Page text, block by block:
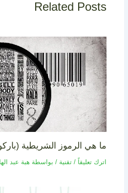
Related Posts
ما هي الرموز الشريطية
اترك تعليقاً /تقنية / بواسطة هبة عبد